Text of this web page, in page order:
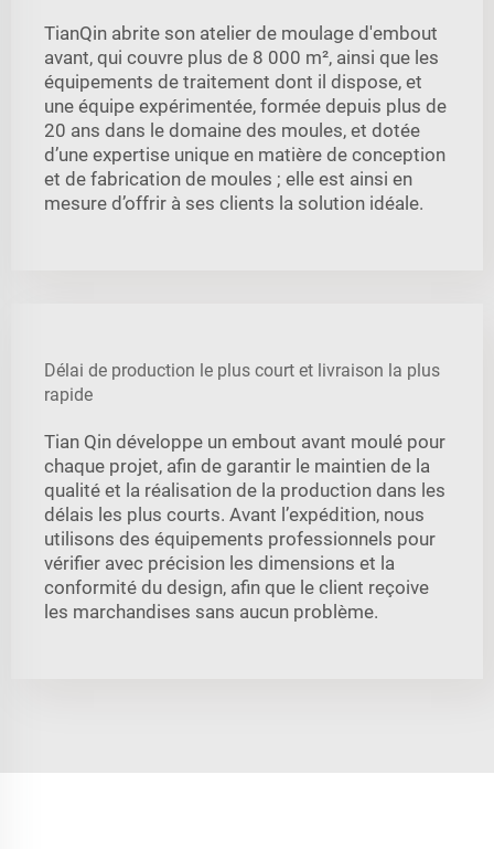
TianQin abrite son atelier de moulage d'embout
avant, qui couvre plus de 8 000 m², ainsi que les
équipements de traitement dont il dispose, et
une équipe expérimentée, formée depuis plus de
20 ans dans le domaine des moules, et dotée
d’une expertise unique en matière de conception
et de fabrication de moules ; elle est ainsi en
mesure d’offrir à ses clients la solution idéale.
Délai de production le plus court et livraison la plus
rapide
Tian Qin développe un embout avant moulé pour
chaque projet, afin de garantir le maintien de la
qualité et la réalisation de la production dans les
délais les plus courts. Avant l’expédition, nous
utilisons des équipements professionnels pour
vérifier avec précision les dimensions et la
conformité du design, afin que le client reçoive
les marchandises sans aucun problème.